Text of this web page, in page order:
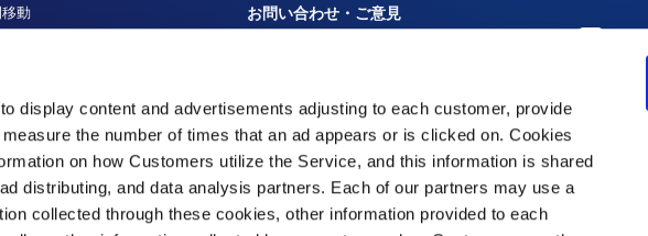
display content and advertisements adjusting to each customer, provide
the number of times that an ad appears or is clicked on. Cookies
on how Customers utilize the Service, and this information is shared
distributing, and data analysis partners. Each of our partners may use a
collected through these cookies, other information provided to each
動 お問い合わせ・ご意見
大事なお知らせや規程
災害時の対応